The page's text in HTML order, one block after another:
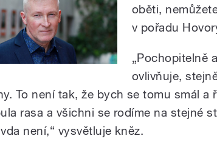
oběti,
v pořadu
„Pochopitelně
ovlivňuje,
To není tak, že bych se tomu smál a
rasa a všichni se rodíme na stejné
není,“ vysvětluje kněz.